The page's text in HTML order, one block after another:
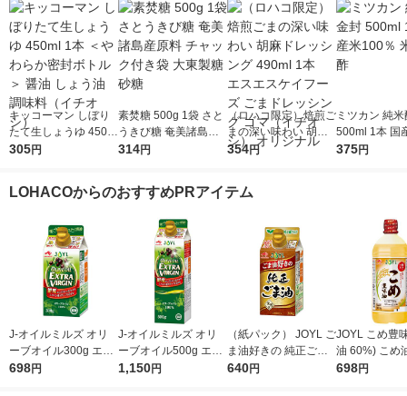
キッコーマン しぼり
たて生しょうゆ 450m
l 1本 ＜やわらか密封
シ）
305円
素焚糖 500g 1袋 さと
うきび糖 奄美諸島産
原料 チャック付き袋
314円
（ロハコ限定）焙煎ご
まの深い味わい 胡麻
ドレッシング 490ml 1
ゴマ（イチオシ） オ
354円
ミツカン 純
500ml 1本 国
0％ 米酢 食酢
375円
LOHACOからのおすすめPRアイテム
J-オイルミルズ オリ
ーブオイル300g エキ
ストラバージン スペ
698円
J-オイルミルズ オリ
ーブオイル500g エキ
ストラバージン スペ
1,150円
（紙パック） JOYL ご
ま油好きの 純正ごま
油 300g 1本 味の素 J-
640円
JOYL こめ豊
油 60%) こめ油 ブレ
ンド 味の素
698円